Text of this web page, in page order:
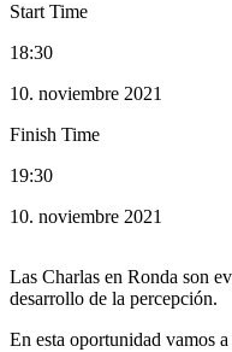
Start Time
18:30
10. noviembre 2021
Finish Time
19:30
10. noviembre 2021
Las Charlas en Ronda son
desarrollo de la percepción.
En esta oportunidad vamos